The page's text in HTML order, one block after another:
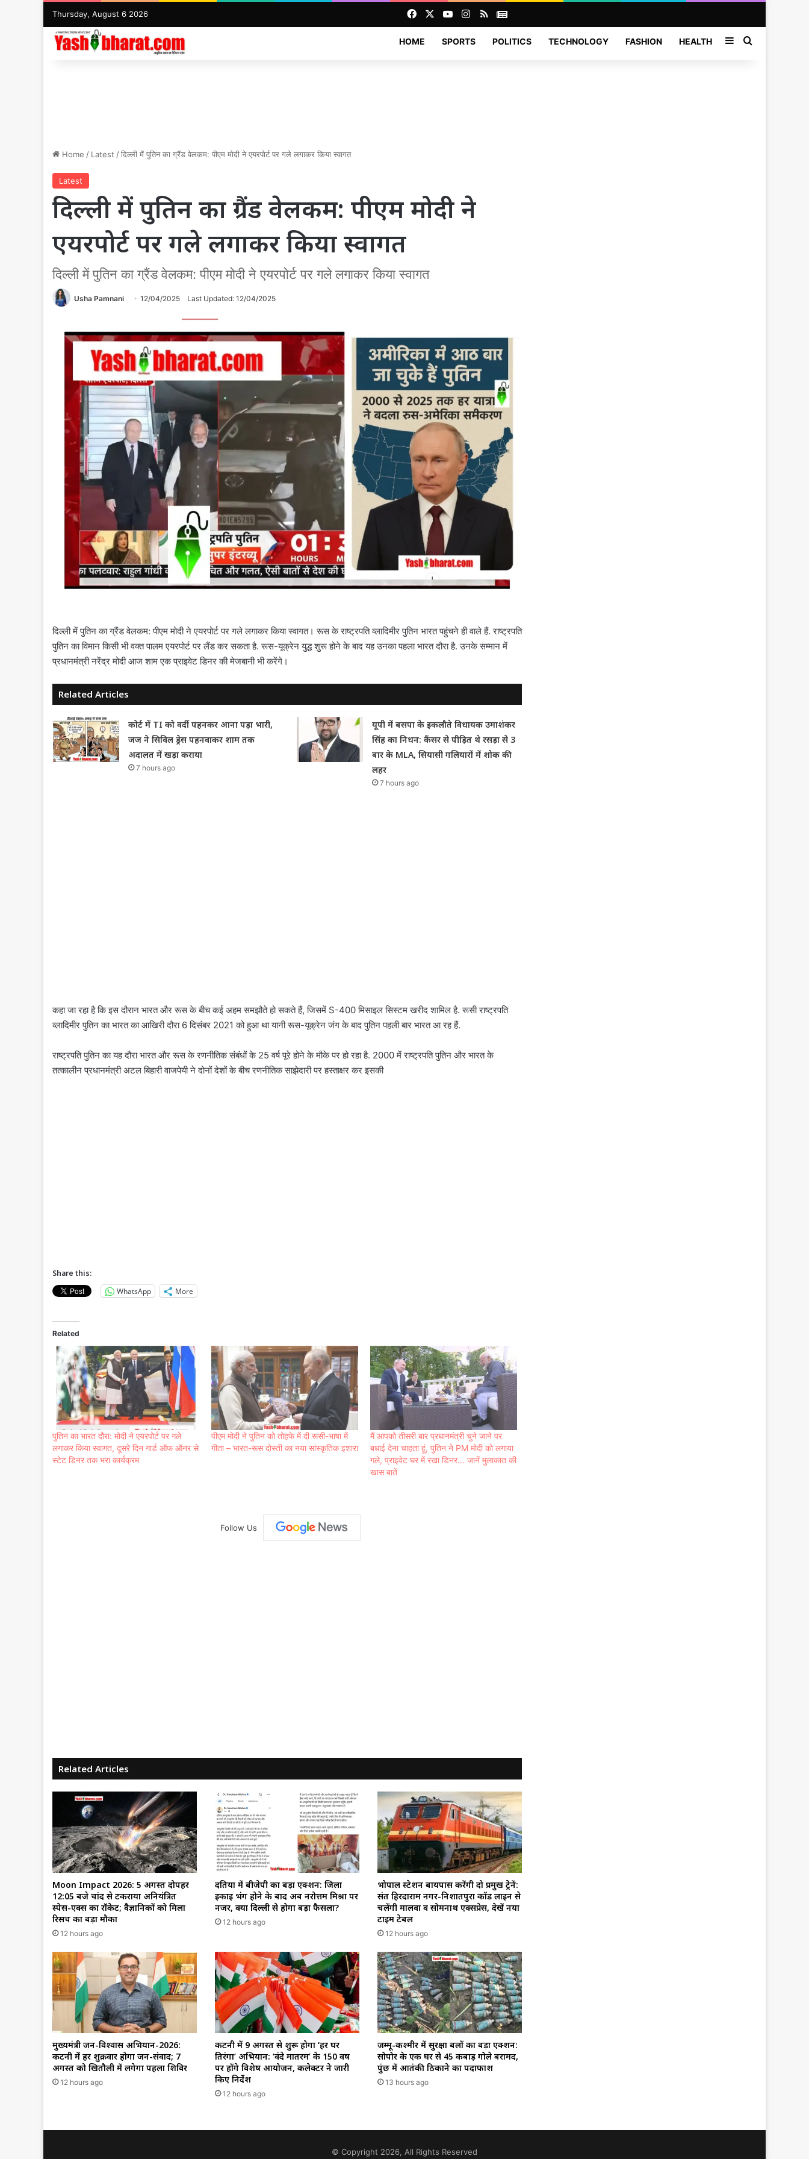
Thursday, August 6 2026 FacebookYouTubeInstagram
RSSNews
HOME SPORTS POLITICS TECHNOLOGY FASHION HEALTH SidebarSearch for
Home / Latest /दिल्ली में पुतिन का ग्रैंड वेलकम: पीएम मोदी ने एयरपोर्ट पर गले लगाकर किया स्वागत
Latest
दिल्ली में पुतिन का ग्रैंड वेलकम: पीएम मोदी ने
एयरपोर्ट पर गले लगाकर किया स्वागत
दिल्ली में पुतिन का ग्रैंड वेलकम: पीएम मोदी ने एयरपोर्ट पर गले लगाकर किया स्वागत
Usha Pamnani 12/04/2025 Last Updated: 12/04/2025
दिल्ली में पुतिन का ग्रैंड वेलकम: पीएम मोदी ने एयरपोर्ट पर गले लगाकर किया स्वागत। रूस के राष्ट्रपति व्लादिमीर पुतिन भारत पहुंचने ही वाले हैं. राष्ट्रपति
पुतिन का विमान किसी भी वक्त पालम एयरपोर्ट पर लैंड कर सकता है. रूस-यूक्रेन युद्ध शुरू होने के बाद यह उनका पहला भारत दौरा है. उनके सम्मान में
प्रधानमंत्री नरेंद्र मोदी आज शाम एक प्राइवेट डिनर की मेजबानी भी करेंगे।
Related Articles
कोर्ट में TI को वर्दी पहनकर आना पड़ा भारी,
जज ने सिविल ड्रेस पहनवाकर शाम तक
अदालत में खड़ा कराया
7 hours ago
यूपी में बसपा के इकलौते विधायक उमाशंकर
सिंह का निधन: कैंसर से पीड़ित थे रसड़ा से 3
बार के MLA, सियासी गलियारों में शोक की
लहर
7 hours ago
कहा जा रहा है कि इस दौरान भारत और रूस के बीच कई अहम समझौते हो सकते हैं, जिसमें S-400 मिसाइल सिस्टम खरीद शामिल है. रूसी राष्ट्रपति
व्लादिमीर पुतिन का भारत का आखिरी दौरा 6 दिसंबर 2021 को हुआ था यानी रूस-यूक्रेन जंग के बाद पुतिन पहली बार भारत आ रह हैं.
राष्ट्रपति पुतिन का यह दौरा भारत और रूस के रणनीतिक संबंधों के 25 वर्ष पूरे होने के मौके पर हो रहा है. 2000 में राष्ट्रपति पुतिन और भारत के
तत्कालीन प्रधानमंत्री अटल बिहारी वाजपेयी ने दोनों देशों के बीच रणनीतिक साझेदारी पर हस्ताक्षर कर इसकी
Share this:
WhatsApp
More
Related
पुतिन का भारत दौरा: मोदी ने एयरपोर्ट पर गले
लगाकर किया स्वागत, दूसरे दिन गार्ड ऑफ ऑनर से
स्टेट डिनर तक भरा कार्यक्रम
पीएम मोदी ने पुतिन को तोहफे में दी रूसी-भाषा में
गीता – भारत-रूस दोस्ती का नया सांस्कृतिक इशारा
मैं आपको तीसरी बार प्रधानमंत्री चुने जाने पर
बधाई देना चाहता हूं, पुतिन ने PM मोदी को लगाया
गले, प्राइवेट घर में रखा डिनर… जानें मुलाकात की
खास बातें
Follow Us
Related Articles
Moon Impact 2026: 5 अगस्त दोपहर
12:05 बजे चांद से टकराया अनियंत्रित
स्पेस-एक्स का रॉकेट; वैज्ञानिकों को मिला
रिसर्च का बड़ा मौका
12 hours ago
दतिया में बीजेपी का बड़ा एक्शन: जिला
इकाई भंग होने के बाद अब नरोत्तम मिश्रा पर
नजर, क्या दिल्ली से होगा बड़ा फैसला?
12 hours ago
भोपाल स्टेशन बायपास करेंगी दो प्रमुख ट्रेनें:
संत हिरदाराम नगर-निशातपुरा कॉर्ड लाइन से
चलेंगी मालवा व सोमनाथ एक्सप्रेस, देखें नया
टाइम टेबल
12 hours ago
मुख्यमंत्री जन-विश्वास अभियान-2026:
कटनी में हर शुक्रवार होगा जन-संवाद; 7
अगस्त को खितौली में लगेगा पहला शिविर
12 hours ago
कटनी में 9 अगस्त से शुरू होगा ‘हर घर
तिरंगा’ अभियान: ‘वंदे मातरम’ के 150 वर्ष
पर होंगे विशेष आयोजन, कलेक्टर ने जारी
किए निर्देश
12 hours ago
जम्मू-कश्मीर में सुरक्षा बलों का बड़ा एक्शन:
सोपोर के एक घर से 45 कबाड़ गोले बरामद,
पुंछ में आतंकी ठिकाने का पर्दाफाश
13 hours ago
© Copyright 2026, All Rights Reserved